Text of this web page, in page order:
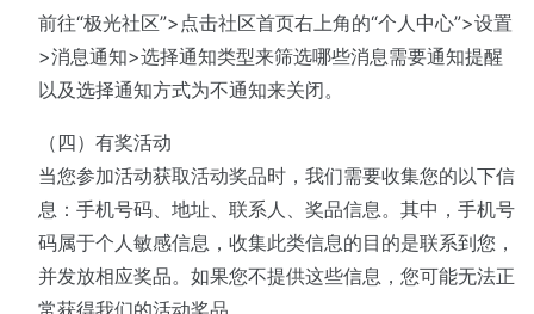
前往“极光社区”>点击社区首页右上角的“个人中心”>设置
>消息通知>选择通知类型来筛选哪些消息需要通知提醒
以及选择通知方式为不通知来关闭。
（四）有奖活动
当您参加活动获取活动奖品时，我们需要收集您的以下信
息：手机号码、地址、联系人、奖品信息。其中，手机号
码属于个人敏感信息，收集此类信息的目的是联系到您，
并发放相应奖品。如果您不提供这些信息，您可能无法正